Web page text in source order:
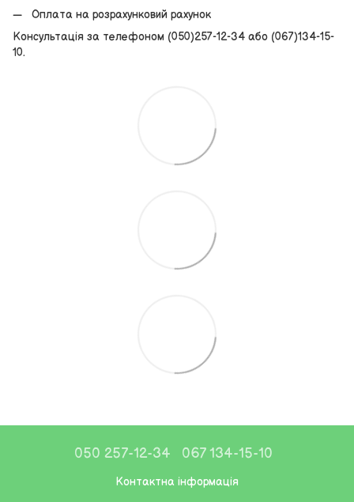
Оплата на розрахунковий рахунок
Консультація за телефоном (050)257-12-34 або (067)134-15-
10.
050 257-12-34 067 134-15-10
Контактна інформація